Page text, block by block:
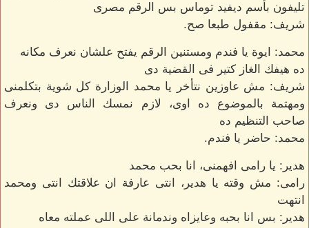
تليفون بأسم ديفيد توماس بس الرقم مصرى
شريف: مقفول طبعا صح.
محمد: ايوة يا فندم ومستنين الرقم يفتح علشان نعرف مكانه
ده هيفك الغاز كتير فى القضية دى
شريف: مش عاوزين نتأخر يا محمد الوزارة كل شوية بتكلمنى
ومهتمة بالموضوع ده اوى، لازم نمسك الناس دى ونعرف
صاحب التنظيم ده
محمد: حاضر يا فندم.
هدير: يا رامى افهمنى، انا بحب محمد
رامى: مش وقته يا هدير، انتى عارفة ان علاقتك انتى ومحمد
انتهت
هدير: بس انا بحبه وعايزاه وندمانة على اللى عملته معاه